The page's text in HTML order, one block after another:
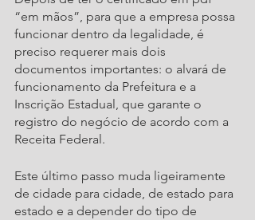
“em mãos”, para que a empresa possa
funcionar dentro da legalidade, é
preciso requerer mais dois
documentos importantes: o alvará de
funcionamento da Prefeitura e a
Inscrição Estadual, que garante o
registro do negócio de acordo com a
Receita Federal.
Este último passo muda ligeiramente
de cidade para cidade, de estado para
estado e a depender do tipo de